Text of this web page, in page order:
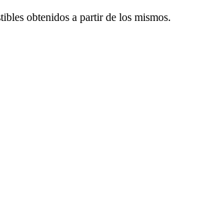
obtenidos a partir de los mismos.